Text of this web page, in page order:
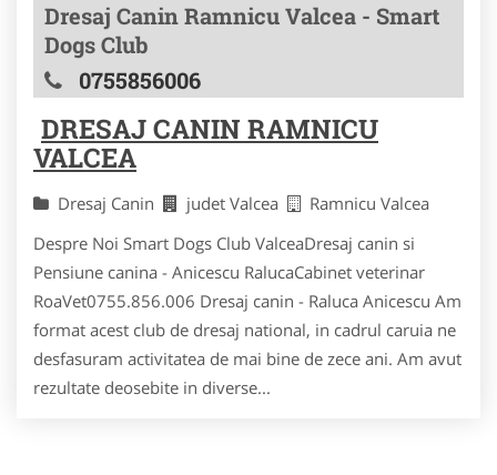
Dresaj Canin Ramnicu Valcea - Smart
Dogs Club
0755856006
DRESAJ CANIN RAMNICU
VALCEA
Dresaj Canin judet Valcea
Ramnicu Valcea
Despre Noi Smart Dogs Club ValceaDresaj canin si
Pensiune canina - Anicescu RalucaCabinet veterinar
RoaVet0755.856.006 Dresaj canin - Raluca Anicescu Am
format acest club de dresaj national, in cadrul caruia ne
desfasuram activitatea de mai bine de zece ani. Am avut
rezultate deosebite in diverse...